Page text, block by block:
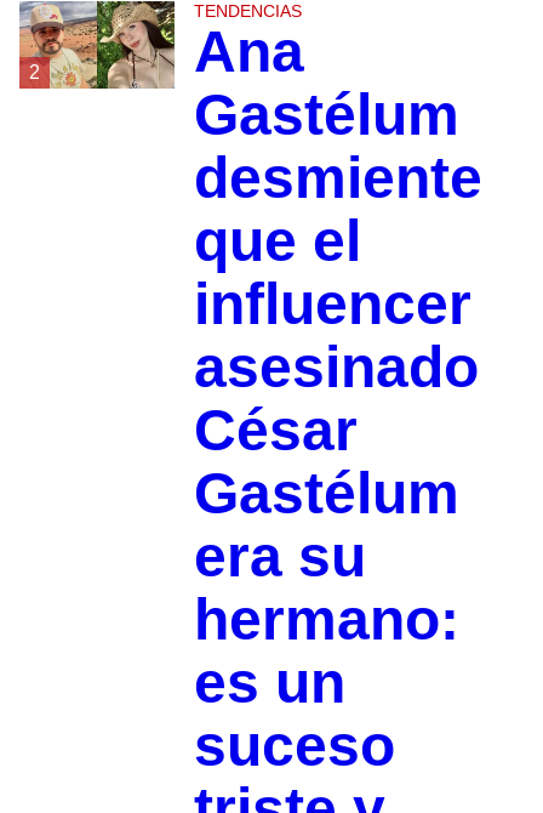
2
TENDENCIAS
Ana
Gastélum
desmiente
que el
influencer
asesinado
César
Gastélum
era su
hermano:
es un
suceso